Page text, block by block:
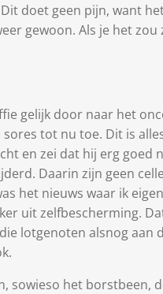
doet geen pijn, want
gewoon. Als je het
gelijk door naar het
tot nu toe. Dit is
en zei dat hij erg goed
Daarin zijn geen
het nieuws waar ik
uit zelfbescherming.
lotgenoten alsnog aan
sowieso het borstbeen,